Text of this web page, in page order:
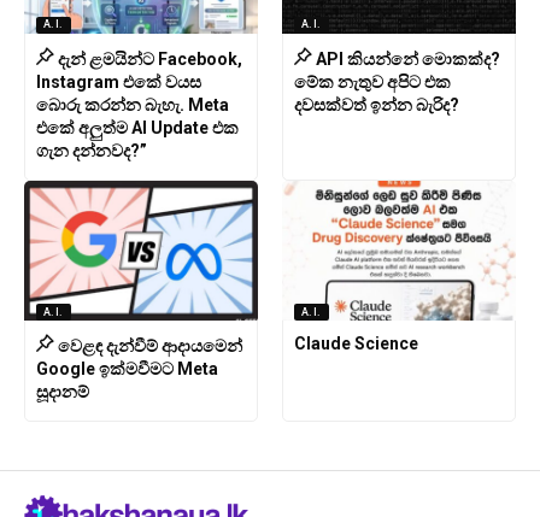
A.I.
දැන් ළමයින්ට Facebook,
Instagram එකේ වයස
බොරු කරන්න බැහැ. Meta
එකේ අලුත්ම AI Update එක
ගැන දන්නවද?”
A.I.
API කියන්නේ මොකක්ද?
මේක නැතුව අපිට එක
දවසක්වත් ඉන්න බැරිද?
A.I.
වෙළඳ දැන්වීම් ආදායමෙන්
Google ඉක්මවීමට Meta
සූදානම්
A.I.
Claude Science